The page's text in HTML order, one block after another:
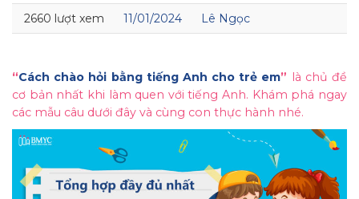
2660 lượt xem 11/01/2024 Lê Ngọc
“Cách chào hỏi bằng tiếng Anh cho trẻ em” là chủ đề
cơ bản nhất khi làm quen với tiếng Anh. Khám phá ngay
các mẫu câu dưới đây và cùng con thực hành nhé.